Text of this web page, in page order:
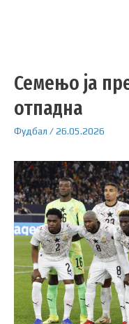
Семењо ја
отпадна
Фудбал /26.05.2026